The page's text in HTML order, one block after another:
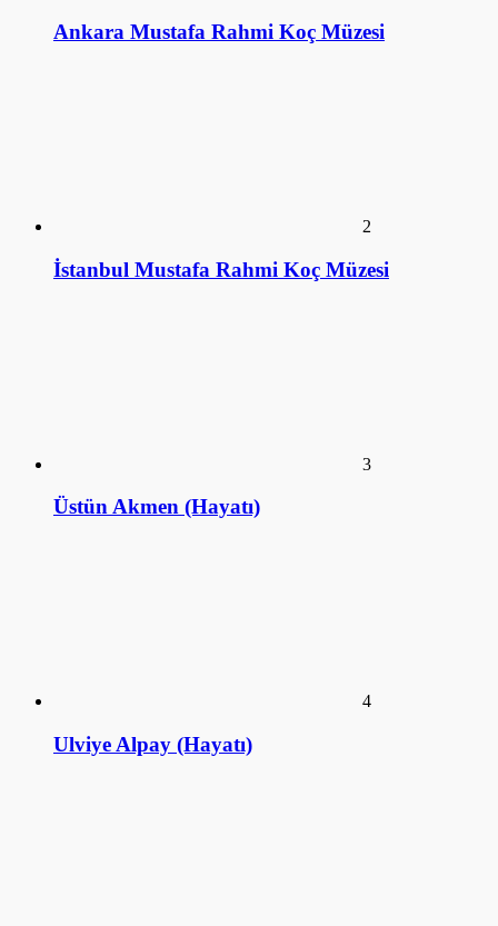
Ankara Mustafa Rahmi Koç Müzesi
2
İstanbul Mustafa Rahmi Koç Müzesi
3
Üstün Akmen (Hayatı)
4
Ulviye Alpay (Hayatı)